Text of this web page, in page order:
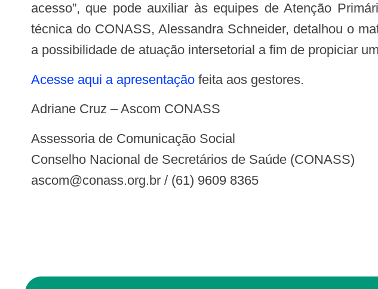
acesso”, que pode auxiliar às equipes de Atenção
técnica do CONASS, Alessandra Schneider, detalhou o
a possibilidade de atuação intersetorial a fim de propiciar
Acesse aqui a apresentação feita aos gestores.
Adriane Cruz – Ascom CONASS
Assessoria de Comunicação Social
Conselho Nacional de Secretários de Saúde (CONASS)
ascom@conass.org.br / (61) 9609 8365